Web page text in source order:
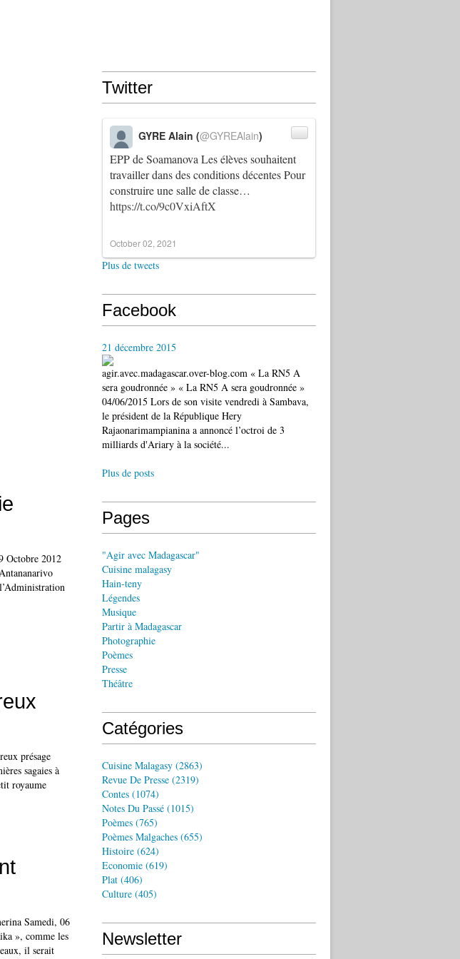
Octobre 2012
présage
sagaies à
royaume
Samedi, 06
», comme les
il serait
Twitter
EPP de Soamanova Les élèves souhaitent
travailler dans des conditions décentes Pour
construire une salle de classe…
https://t.co/9c0VxiAftX
GYRE Alain (@GYREAlain)
October 02, 2021
Plus de tweets
Facebook
21 décembre 2015
agir.avec.madagascar.over-blog.com « La RN5 A
sera goudronnée » « La RN5 A sera goudronnée »
04/06/2015 Lors de son visite vendredi à Sambava,
le président de la République Hery
Rajaonarimampianina a annoncé l’octroi de 3
milliards d'Ariary à la société...
Plus de posts
Pages
"Agir avec Madagascar"
Cuisine malagasy
Hain-teny
Légendes
Musique
Partir à Madagascar
Photographie
Poèmes
Presse
Théâtre
Catégories
Cuisine Malagasy (2863)
Revue De Presse (2319)
Contes (1074)
Notes Du Passé (1015)
Poèmes (765)
Poèmes Malgaches (655)
Histoire (624)
Economie (619)
Plat (406)
Culture (405)
Newsletter